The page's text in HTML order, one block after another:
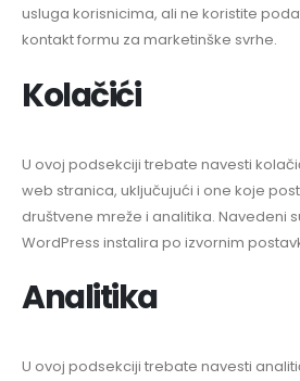
usluga korisnicima, ali ne koristite
kontakt formu za marketinške svrhe.
Kolačići
U ovoj podsekciji trebate navesti
web stranica, uključujući i one koje
društvene mreže i analitika. Navedeni
WordPress instalira po izvornim
Analitika
U ovoj podsekciji trebate navesti